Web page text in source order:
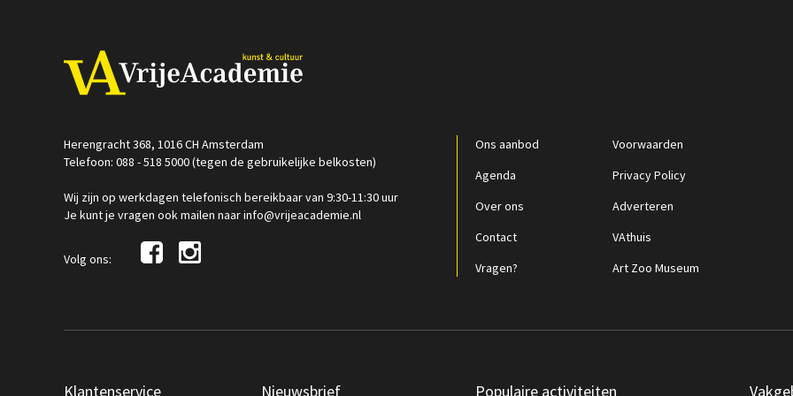
Herengracht 368, 1016 CH Amsterdam
Telefoon: 088 - 518 5000 (tegen de gebruikelijke belkosten)
Wij zijn op werkdagen telefonisch bereikbaar van 9:30-11:30 uur
Je kunt je vragen ook mailen naar info@vrijeacademie.nl
Volg ons:
Ons aanbod
Agenda
Over ons
Contact
Vragen?
Voorwaarden
Privacy Policy
Adverteren
VAthuis
Art Zoo Museum
Klantenservice Nieuwsbrief Populaire activiteiten